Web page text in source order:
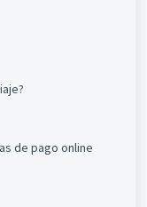
de pago online